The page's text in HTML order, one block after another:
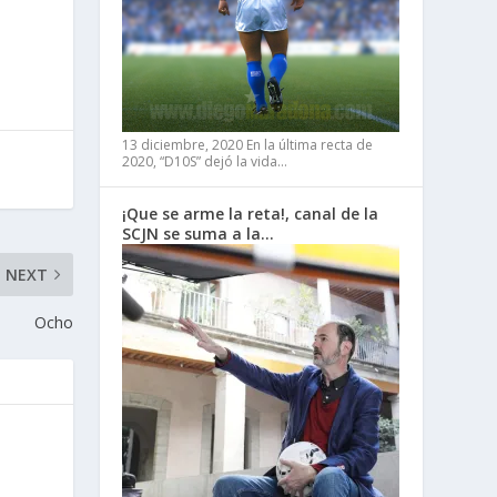
NEXT
Ocho
13 diciembre, 2020 En la última recta de
2020, “D10S” dejó la vida…
¡Que se arme la reta!, canal de la
SCJN se suma a la…